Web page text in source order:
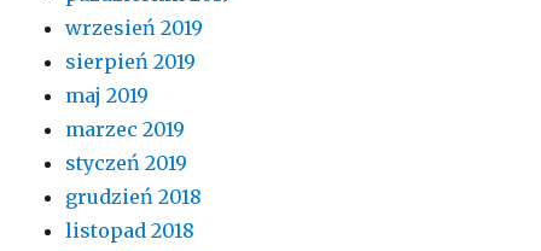
wrzesień 2019
sierpień 2019
maj 2019
marzec 2019
styczeń 2019
grudzień 2018
listopad 2018